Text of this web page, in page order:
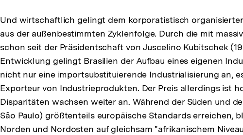
Und wirtschaftlich gelingt dem korporatistisch
aus der außenbestimmten Zyklenfolge. Durch die mit
schon seit der Präsidentschaft von Juscelino Kubitschek
Entwicklung gelingt Brasilien der Aufbau eines eigenen
nicht nur eine importsubstituierende Industrialisierung an,
Exporteur von Industrieprodukten. Der Preis allerdings ist
Disparitäten wachsen weiter an. Während der Süden und
São Paulo) größtenteils europäische Standards erreichen,
Norden und Nordosten auf gleichsam "afrikanischem